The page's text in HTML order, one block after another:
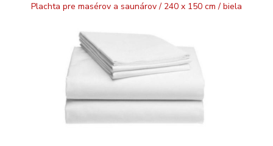
Plachta pre masérov a saunárov / 240 x 150 cm / biela